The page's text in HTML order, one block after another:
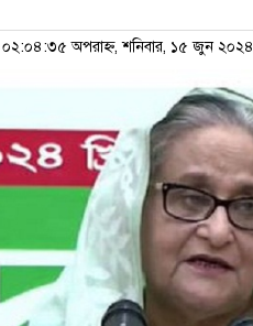
অপরাহ্ন, শনিবার, ১৫ জুন ২০২৪